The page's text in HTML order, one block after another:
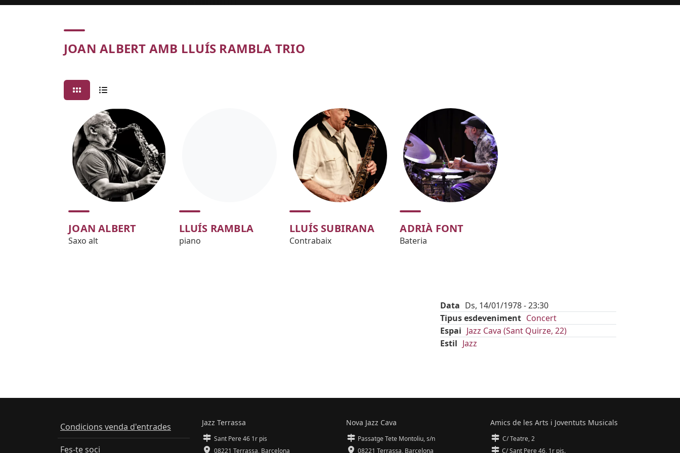
Concert
JOAN ALBERT AMB LLUÍS RAMBLA TRIO
JOAN ALBERT
Saxo alt
LLUÍS RAMBLA
piano
LLUÍS SUBIRANA
Contrabaix
ADRIÀ FONT
Bateria
Data Ds, 14/01/1978 - 23:30
Tipus esdeveniment Concert
Espai Jazz Cava (Sant Quirze, 22)
Estil Jazz
Condicions venda d'entrades
Fes-te soci
Jazz Terrassa
Sant Pere 46 1r pis
08221 Terrassa, Barcelona
Nova Jazz Cava
Passatge Tete Montoliu, s/n
08221 Terrassa, Barcelona
Amics de les Arts i Joventuts Musicals
C/ Teatre, 2
C/ Sant Pere 46, 1r pis.